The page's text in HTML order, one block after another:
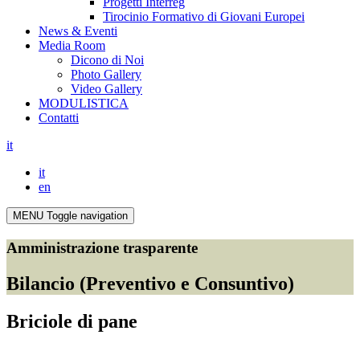
Tirocinio Formativo di Giovani Europei
News & Eventi
Media Room
Dicono di Noi
Photo Gallery
Video Gallery
MODULISTICA
Contatti
it
it
en
MENU Toggle navigation
Amministrazione trasparente
Bilancio (Preventivo e Consuntivo)
Briciole di pane